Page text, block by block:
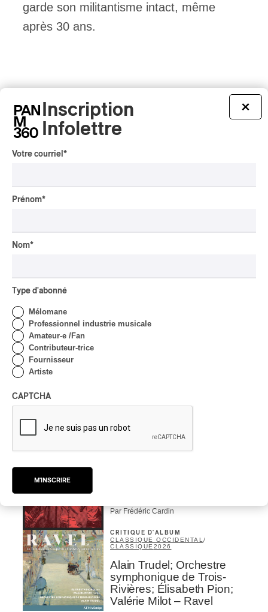
garde son militantisme intact, même
après 30 ans.
Tout le contenu 360
CRITIQUE D'ALBUM
Par Frédéric Cardin
CRITIQUE D'ALBUM
CLASSIQUE OCCIDENTAL /
CLASSIQUE 2026
Alain Trudel; Orchestre
symphonique de Trois-
Rivières; Élisabeth Pion;
Valérie Milot – Ravel
×
Inscription
Infolettre
Votre courriel *
Prénom*
Nom*
Type d'abonné
Mélomane
Professionnel industrie musicale
Amateur-e /Fan
Contributeur-trice
Fournisseur
Artiste
CAPTCHA
M'INSCRIRE